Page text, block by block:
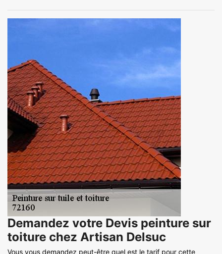
Demandez votre Devis peinture sur
toiture chez Artisan Delsuc
Vous vous demandez peut-être quel est le tarif pour cette